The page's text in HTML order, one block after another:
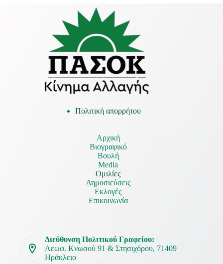
Πολιτική απορρήτου
Αρχική
Βιογραφικό
Βουλή
Media
Ομιλίες
Δημοσιεύσεις
Εκλογές
Επικοινωνία
Διεύθυνση Πολιτικού Γραφείου:
Λεωφ. Κνωσού 91 & Στησιχόρου, 71409
Ηράκλειο